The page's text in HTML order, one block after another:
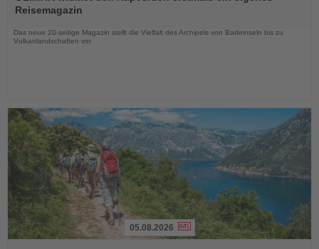
die
Nachrichten
Reisemagazin
Das neue 20-seitige Magazin stellt die Vielfalt des Archipels von Badeinseln bis zu
Vulkanlandschaften vor
05.08.2026